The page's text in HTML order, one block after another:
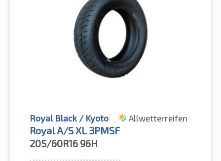
Royal Black / Kyoto Allwetterreifen
Royal A/S XL 3PMSF
205/60R16 96H